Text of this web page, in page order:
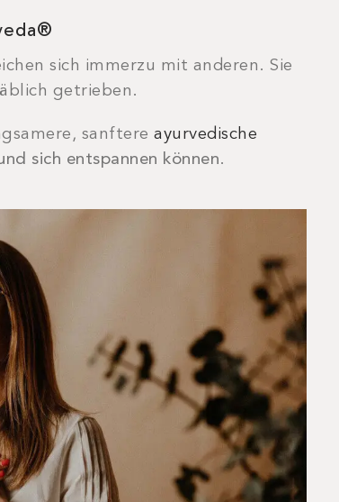
sich immerzu mit anderen. Sie
getrieben.
sanftere ayurvedische
sich entspannen können.